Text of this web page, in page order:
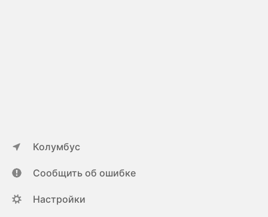
Колумбус
Сообщить об ошибке
Настройки